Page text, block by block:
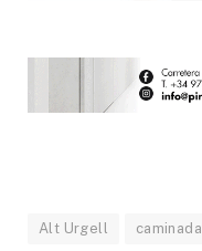
Alt Urgell caminada